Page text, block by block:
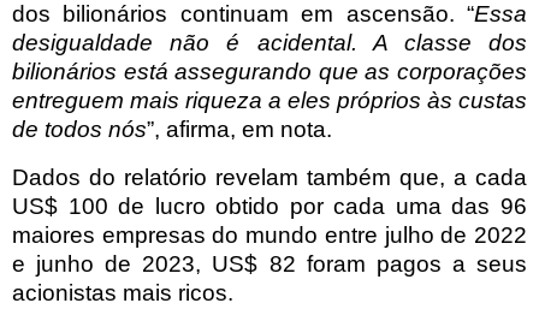
dos bilionários continuam em ascensão. “Essa
desigualdade não é acidental. A classe dos
bilionários está assegurando que as corporações
entreguem mais riqueza a eles próprios às custas
de todos nós”, afirma, em nota.
Dados do relatório revelam também que, a cada
US$ 100 de lucro obtido por cada uma das 96
maiores empresas do mundo entre julho de 2022
e junho de 2023, US$ 82 foram pagos a seus
acionistas mais ricos.